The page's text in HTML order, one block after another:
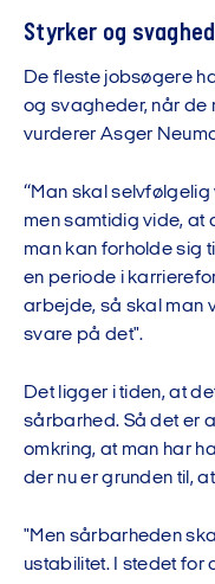
Styrker og
De fleste jobsøgere
og svagheder, når de
vurderer Asger
“Man skal
men samtidig vide, at
man kan forholde sig
en periode i
arbejde, så skal man
svare på det".
Det ligger i tiden, at
sårbarhed. Så det er
omkring, at man har
der nu er grunden til,
"Men sårbarheden
ustabilitet. I stedet for